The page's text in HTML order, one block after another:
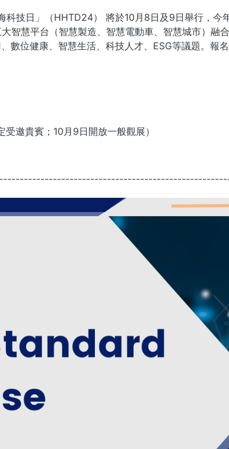
科技日」（HHTD24） 將於10月8日及9日舉行，
智慧平台（智慧製造、智慧電動車、智慧城市）融
數位健康、智慧生活、科技人才、ESG等議題。報
邀貴賓；10月9日開放一般觀展）